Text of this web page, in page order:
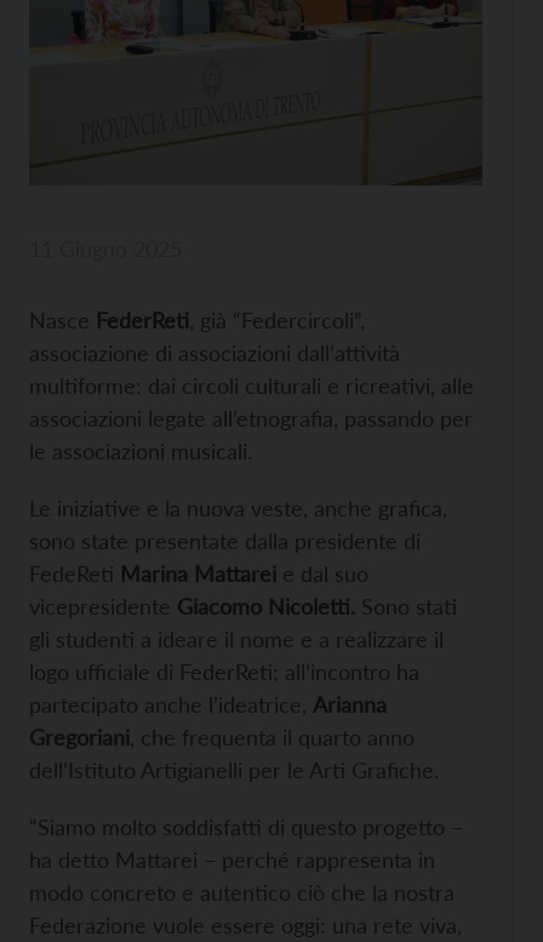
Nasce FederReti , già “Federcircoli”,
associazione di associazioni dall’attività
multiforme: dai circoli culturali e ricreativi, alle
associazioni legate all’etnografia, passando per
le associazioni musicali.
Le iniziative e la nuova veste, anche grafica,
sono state presentate dalla presidente di
FedeReti Marina Mattarei e dal suo
vicepresidente Giacomo Nicoletti. Sono stati
gli studenti a ideare il nome e a realizzare il
logo ufficiale di FederReti; all’incontro ha
partecipato anche l’ideatrice, Arianna
Gregoriani , che frequenta il quarto anno
dell’Istituto Artigianelli per le Arti Grafiche.
“Siamo molto soddisfatti di questo progetto –
ha detto Mattarei – perché rappresenta in
modo concreto e autentico ciò che la nostra
Federazione vuole essere oggi: una rete viva,